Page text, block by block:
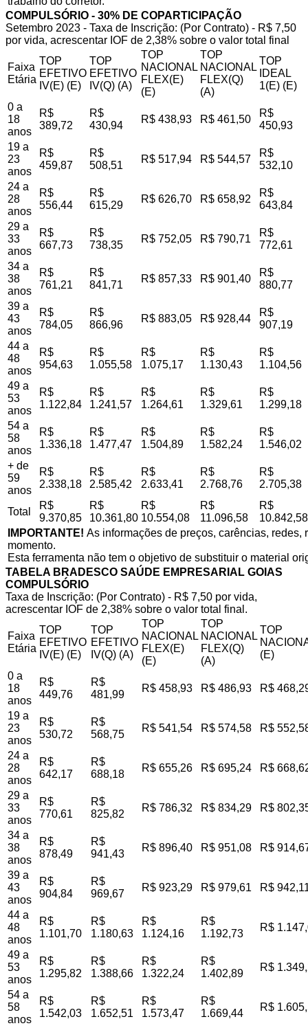
COMPULSÓRIO - 30% DE COPARTICIPAÇÃO
Setembro 2023 - Taxa de Inscrição: (Por Contrato) - R$ 7,50
por vida, acrescentar IOF de 2,38% sobre o valor total final
Faixa
Etária
TOP
EFETIVO
IV(E) (E)
TOP
EFETIVO
IV(Q) (A)
TOP
NACIONAL
FLEX(E)
(E)
TOP
NACIONAL
FLEX(Q)
(A)
TOP
IDEAL
1(E) (E)
0 a
18
anos
R$
389,72
R$
430,94
R$ 438,93 R$ 461,50
R$
450,93
19 a
23
anos
R$
459,87
R$
508,51
R$ 517,94 R$ 544,57
R$
532,10
24 a
28
anos
R$
556,44
R$
615,29
R$ 626,70 R$ 658,92
R$
643,84
29 a
33
anos
R$
667,73
R$
738,35
R$ 752,05 R$ 790,71
R$
772,61
34 a
38
anos
R$
761,21
R$
841,71
R$ 857,33 R$ 901,40
R$
880,77
39 a
43
anos
R$
784,05
R$
866,96
R$ 883,05 R$ 928,44
R$
907,19
44 a
48
anos
R$
954,63
R$
1.055,58
R$
1.075,17
R$
1.130,43
R$
1.104,56
49 a
53
anos
R$
1.122,84
R$
1.241,57
R$
1.264,61
R$
1.329,61
R$
1.299,18
54 a
58
anos
R$
1.336,18
R$
1.477,47
R$
1.504,89
R$
1.582,24
R$
1.546,02
+ de
59
anos
R$
2.338,18
R$
2.585,42
R$
2.633,41
R$
2.768,76
R$
2.705,38
Total
R$
9.370,85
R$
10.361,80
R$
10.554,08
R$
11.096,58
R$
10.842,58
IMPORTANTE! As informações de preços, carências,
momento.
Esta ferramenta não tem o objetivo de substituir o material
TABELA BRADESCO SAÚDE EMPRESARIAL GOIAS
COMPULSÓRIO
Taxa de Inscrição: (Por Contrato) - R$ 7,50 por vida,
acrescentar IOF de 2,38% sobre o valor total final.
Faixa
Etária
TOP
EFETIVO
IV(E) (E)
TOP
EFETIVO
IV(Q) (A)
TOP
NACIONAL
FLEX(E)
(E)
TOP
NACIONAL
FLEX(Q)
(A)
TOP
(E)
0 a
18
anos
R$
449,76
R$
481,99
R$ 458,93 R$ 486,93 R$
19 a
23
anos
R$
530,72
R$
568,75
R$ 541,54 R$ 574,58 R$
24 a
28
anos
R$
642,17
R$
688,18
R$ 655,26 R$ 695,24 R$
29 a
33
anos
R$
770,61
R$
825,82
R$ 786,32 R$ 834,29 R$
34 a
38
anos
R$
878,49
R$
941,43
R$ 896,40 R$ 951,08 R$
39 a
43
anos
R$
904,84
R$
969,67
R$ 923,29 R$ 979,61 R$
44 a
48
anos
R$
1.101,70
R$
1.180,63
R$
1.124,16
R$
1.192,73
R$
49 a
53
anos
R$
1.295,82
R$
1.388,66
R$
1.322,24
R$
1.402,89
R$
54 a
58
anos
R$
1.542,03
R$
1.652,51
R$
1.573,47
R$
1.669,44
R$